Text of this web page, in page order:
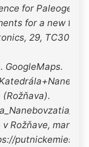
for Paleogene
for a new
29, TC3008.
GoogleMaps.
Rožňave, marec